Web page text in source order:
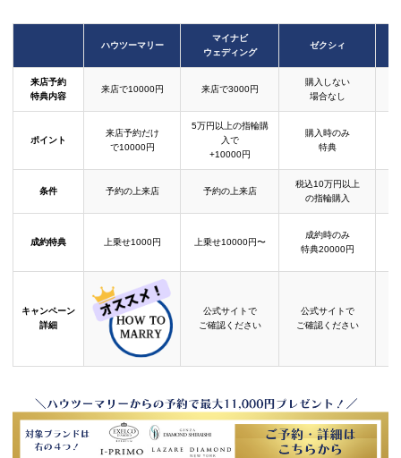
ハウツーマリー
マイナビ
ウェディング
ゼクシィ
来店予約
特典内容
来店で10000円 来店で3000円
購入しない
場合なし
ポイント
来店予約だけ
で10000円
5万円以上の指輪購
入で
+10000円
購入時のみ
特典
条件 予約の上来店 予約の上来店
税込10万円以上
の指輪購入
成約特典 上乗せ1000円 上乗せ10000円〜
成約時のみ
特典20000円
キャンペーン
詳細
公式サイトで
ご確認ください
公式サイトで
ご確認ください